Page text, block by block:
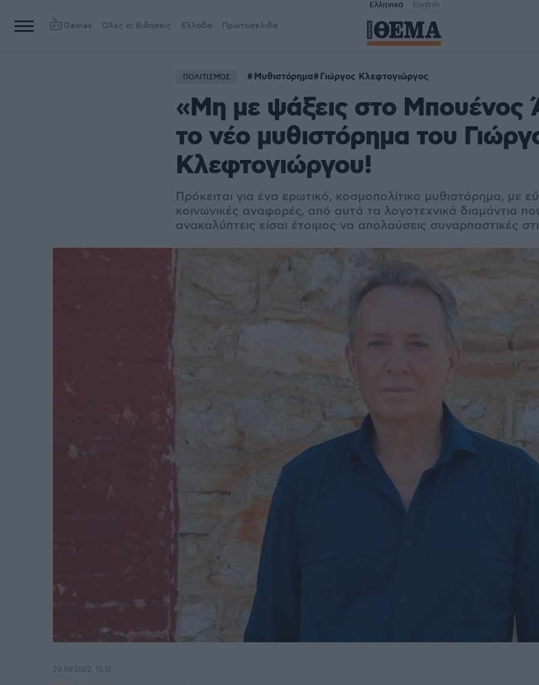
Ελληνικά English
Games Όλες οι Ειδήσεις Ελλάδα Πρωτοσέλιδα
ΠΟΛΙΤΙΣΜΟΣ Μυθιστόρημα Γιώργος Κλεφτογιώργος
«Μη με ψάξεις στο Μπουένος
το νέο μυθιστόρημα του
Κλεφτογιώργου!
Πρόκειται για ένα ερωτικό, κοσμοπολίτικο μυθιστόρημα, με
κοινωνικές αναφορές, από αυτά τα λογοτεχνικά διαμάντια
ανακαλύπτεις είσαι έτοιμος να απολαύσεις συναρπαστικές
20.09.2022, 15:11